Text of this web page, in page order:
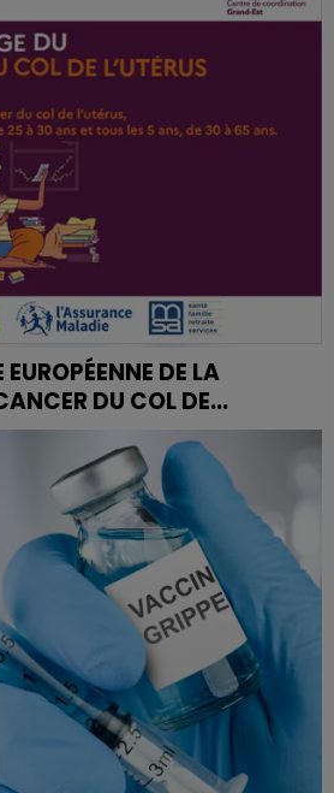
DE LA
DU COL DE...
participation au dépistage est
nationale, avec 61% contre